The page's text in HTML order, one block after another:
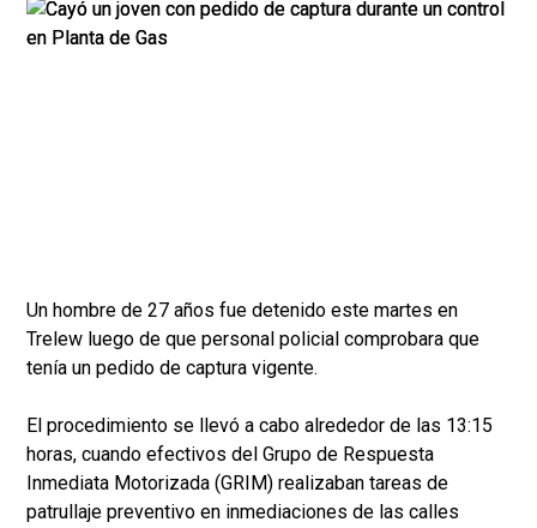
Un hombre de 27 años fue detenido este martes en
Trelew luego de que personal policial comprobara que
tenía un pedido de captura vigente.
El procedimiento se llevó a cabo alrededor de las 13:15
horas, cuando efectivos del Grupo de Respuesta
Inmediata Motorizada (GRIM) realizaban tareas de
patrullaje preventivo en inmediaciones de las calles